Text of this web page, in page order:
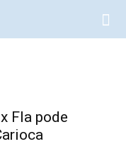
Fla pode